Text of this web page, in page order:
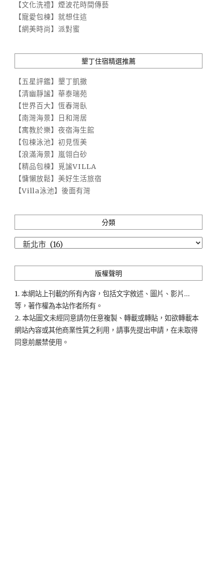
【文化洗禮】煙波花時間傳藝
【寵愛包棟】就想住這
【網美時尚】派對蜜
墾丁住宿精選推薦
【五星評鑑】墾丁凱撒
【清幽靜謐】華泰瑞苑
【世界百大】恆春灣臥
【南灣海景】日和灣居
【寓教於樂】夜宿海生館
【包棟泳池】初見恆美
【浪滿海景】嵐翎白砂
【精品包棟】覓謐VILLA
【慵懶放鬆】美好生活旅宿
【Villa泳池】後面有灣
分類
版權聲明
1. 本網站上刊載的所有內容，包括文字敘述、圖片、影片...
等，著作權為本站作者所有。
2. 本站圖文未經同意請勿任意複製、轉載或轉貼，如欲轉載本
網站內容或其他商業性質之利用，請事先提出申請，在未取得
同意前嚴禁使用。